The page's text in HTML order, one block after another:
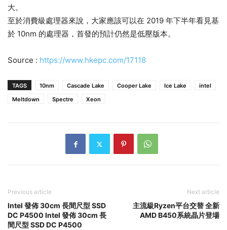
大。
至於消費級處理器來說，大家應該可以在 2019 年下半年看見基
於 10nm 的處理器，首發的預計仍然是低壓版本。
Source : https://www.hkepc.com/17118
TAGS 10nm Cascade Lake Cooper Lake Ice Lake
intel
Meltdown
Spectre Xeon
Previous article
Intel 發佈 30cm 長間尺型 SSD
DC P4500 Intel 發佈 30cm 長
間尺型 SSD DC P4500
Next article
主流級Ryzen平台交替 全新
AMD B450系統晶片登場